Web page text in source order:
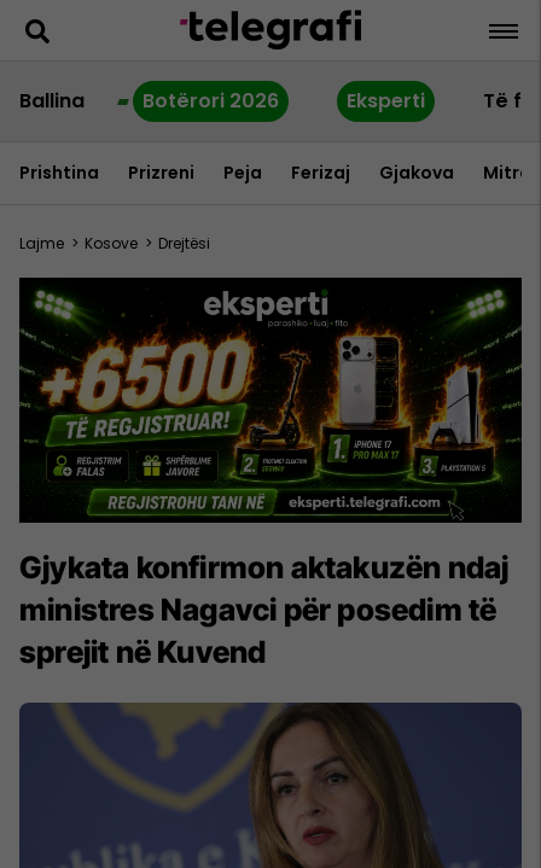
Ballina Botërori 2026 Eksperti Të
Prishtina Prizreni Peja Ferizaj Gjakova
Lajme > Kosove > Drejtësi
Gjykata konfirmon aktakuzën ndaj
ministres Nagavci për posedim të
sprejit në Kuvend